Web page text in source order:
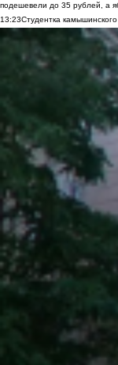
подешевели до 35 рублей, а
13:23Студентка